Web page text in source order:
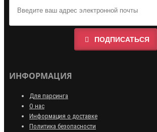
ПОДПИСАТЬСЯ
ИНФОРМАЦИЯ
Для парсинга
О нас
Информация о доставке
Политика безопасности